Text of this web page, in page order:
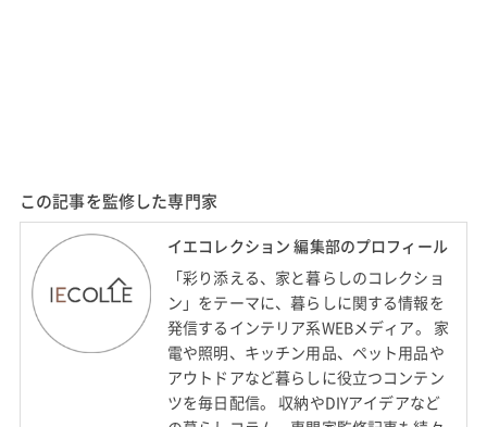
この記事を監修した専門家
イエコレクション 編集部のプロフィール
「彩り添える、家と暮らしのコレクショ
ン」をテーマに、暮らしに関する情報を
発信するインテリア系WEBメディア。 家
電や照明、キッチン用品、ペット用品や
アウトドアなど暮らしに役立つコンテン
ツを毎日配信。 収納やDIYアイデアなど